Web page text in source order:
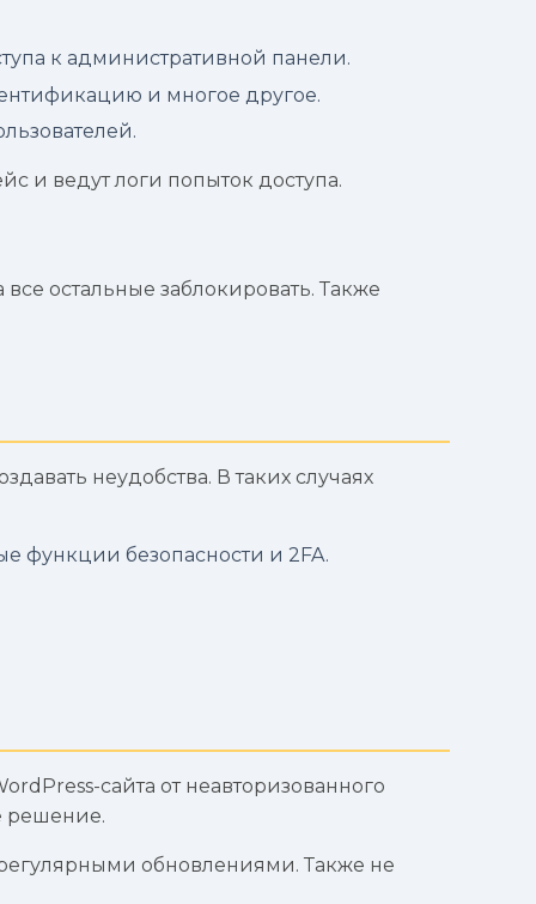
к административной панели.
и многое другое.
и ведут логи попыток доступа.
остальные заблокировать. Также
неудобства. В таких случаях
функции безопасности и 2FA.
сайта от неавторизованного
решение.
обновлениями. Также не